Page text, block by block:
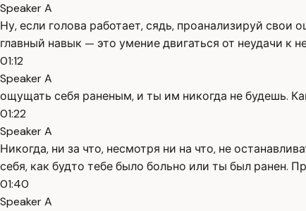
Speaker A
Ну, если голова работает, сядь, проанализируй
главный навык — это умение двигаться от неудачи к
01:12
Speaker A
ощущать себя раненым, и ты им никогда не будешь.
01:22
Speaker A
Никогда, ни за что, несмотря ни на что, не
себя, как будто тебе было больно или ты был ранен.
01:40
Speaker A